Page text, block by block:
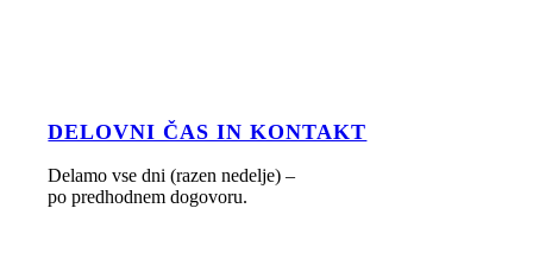
DELOVNI ČAS IN KONTAKT
Delamo vse dni (razen nedelje) –
po predhodnem dogovoru.